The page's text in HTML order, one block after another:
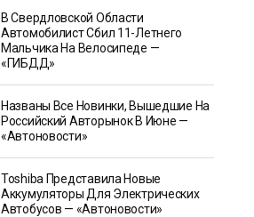
В Свердловской Области
Автомобилист Сбил 11-Летнего
Мальчика На Велосипеде —
«ГИБДД»
Названы Все Новинки, Вышедшие На
Российский Авторынок В Июне —
«Автоновости»
Toshiba Представила Новые
Аккумуляторы Для Электрических
Автобусов — «Автоновости»